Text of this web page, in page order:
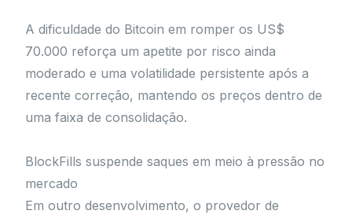
A dificuldade do Bitcoin em romper os US$
70.000 reforça um apetite por risco ainda
moderado e uma volatilidade persistente após a
recente correção, mantendo os preços dentro de
uma faixa de consolidação.
BlockFills suspende saques em meio à pressão no
mercado
Em outro desenvolvimento, o provedor de